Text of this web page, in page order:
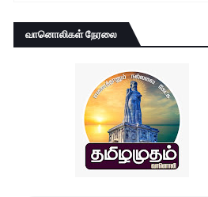
வானொலிகள் நேரலை